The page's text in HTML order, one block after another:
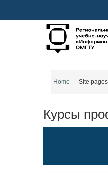
Home Site pages
Курсы